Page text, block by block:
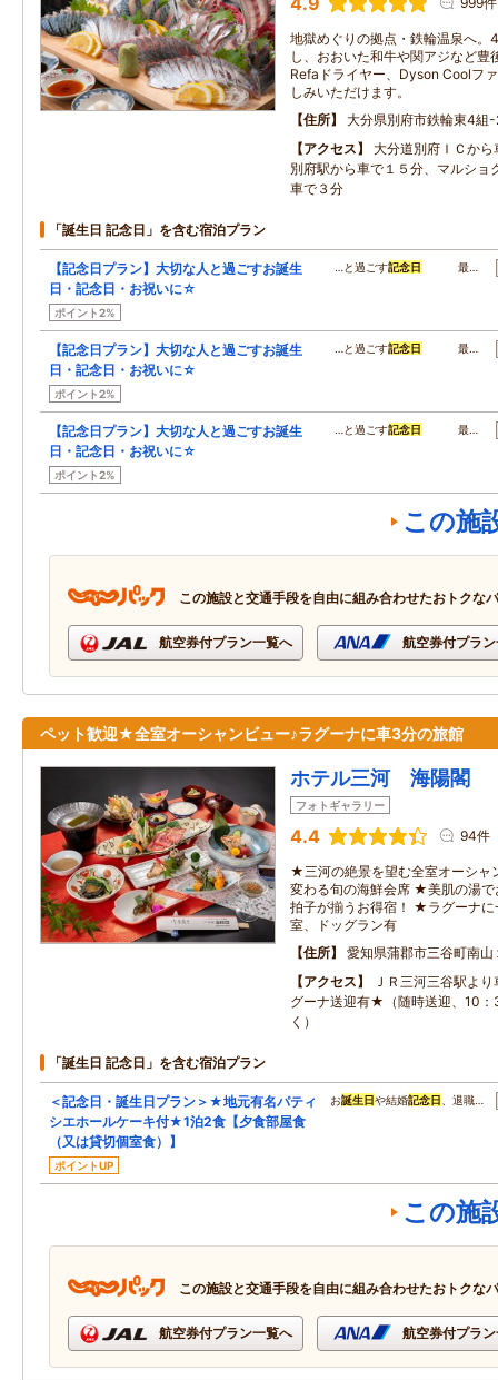
地獄めぐりの拠点・鉄輪温泉へ。
し、おおいた和牛や関アジなど豊
Refaドライヤー、Dyson Coolフ
しみいただけます。
住所
大分県別府市鉄輪東4組
アクセス
大分道別府ＩＣか
別府駅から車で１５分、マルショ
車で３分
「誕生日 記念日」を含む宿泊プラン
【記念日プラン】大切な人と過ごすお誕生
日・記念日・お祝いに☆
ポイント2%
…と過ごす記念日 最…
【記念日プラン】大切な人と過ごすお誕生
日・記念日・お祝いに☆
ポイント2%
…と過ごす記念日 最…
【記念日プラン】大切な人と過ごすお誕生
日・記念日・お祝いに☆
ポイント2%
…と過ごす記念日 最…
この施
この施設と交通手段を自由に組み合わせたおトクな
航空券付プラン一覧へ 航空券付プラ
ペット歓迎★全室オーシャンビュー♪ラグーナに車3分の旅館
ホテル三河 海陽閣
フォトギャラリー
4.4 94件
★三河の絶景を望む全室オーシ
変わる旬の海鮮会席 ★美肌の湯で
拍子が揃うお得宿！ ★ラグーナ
室、ドッグラン有
住所
愛知県蒲郡市三谷町南
アクセス
ＪＲ三河三谷駅よ
グーナ送迎有★（随時送迎、10
く）
「誕生日 記念日」を含む宿泊プラン
＜記念日・誕生日プラン＞★地元有名パティ
シエホールケーキ付★1泊2食【夕食部屋食
（又は貸切個室食）】
ポイントUP
お誕生日や結婚記念日 、退職…
この施
この施設と交通手段を自由に組み合わせたおトクな
航空券付プラン一覧へ 航空券付プラ